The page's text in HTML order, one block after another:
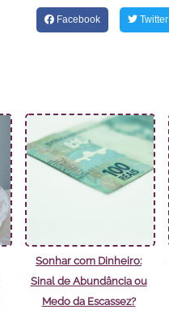
Facebook Twitter
Sonhar com Dinheiro:
Sinal de Abundância ou
Medo da Escassez?